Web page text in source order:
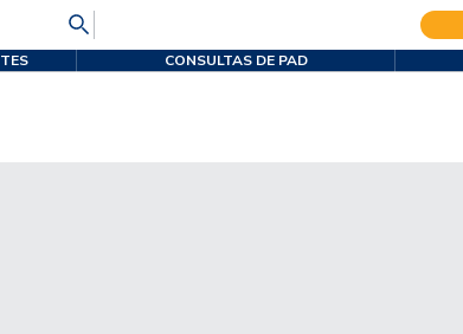
CONSULTAS DE PAD